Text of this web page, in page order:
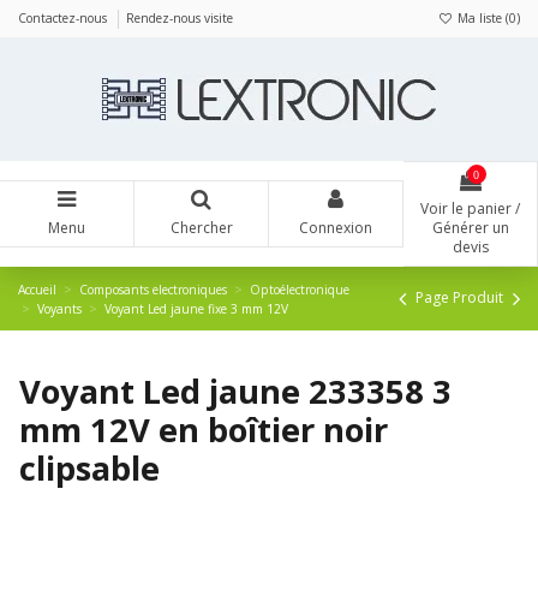
Contactez-nous Rendez-nous visite Ma liste (0)
Menu Chercher Connexion
0
Voir le panier /
Générer un
devis
Accueil Composants electroniques
Optoélectronique
Voyants
Voyant Led jaune fixe 3 mm 12V
Page Produit
Voyant Led jaune 233358 3
mm 12V en boîtier noir
clipsable
Panneau de gestion des cookies